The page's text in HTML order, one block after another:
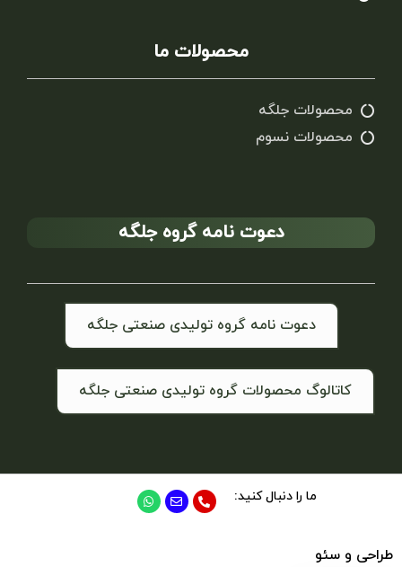
محصولات ما
محصولات جلگه
محصولات نسوم
دعوت نامه گروه جلگه
دعوت نامه گروه تولیدی صنعتی جلگه
کاتالوگ محصولات گروه تولیدی صنعتی جلگه
ما را دنبال کنید:
طراحی و سئو